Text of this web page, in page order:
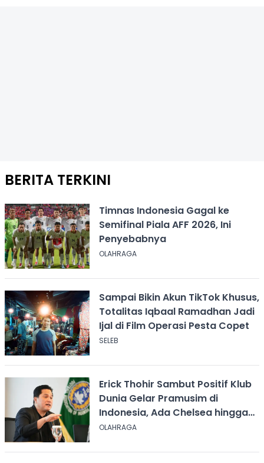
BERITA TERKINI
Timnas Indonesia Gagal ke
Semifinal Piala AFF 2026, Ini
Penyebabnya
OLAHRAGA
Sampai Bikin Akun TikTok Khusus,
Totalitas Iqbaal Ramadhan Jadi
Ijal di Film Operasi Pesta Copet
SELEB
Erick Thohir Sambut Positif Klub
Dunia Gelar Pramusim di
Indonesia, Ada Chelsea hingga
AC Milan
OLAHRAGA